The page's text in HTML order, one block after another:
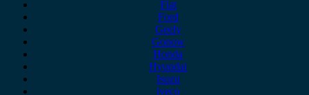
Fiat
Ford
Geely
Gonow
Honda
Hyundai
Isuzu
iveco